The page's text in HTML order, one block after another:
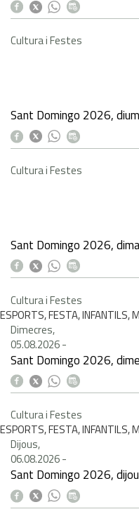
Cultura i Festes
Sant Domingo 2026,
Cultura i Festes
Sant Domingo 2026,
Cultura i Festes
ESPORTS, FESTA, INFANTILS,
Dimecres,
05.08.2026-
Sant Domingo 2026,
Cultura i Festes
ESPORTS, FESTA, INFANTILS,
Dijous,
06.08.2026-
Sant Domingo 2026,